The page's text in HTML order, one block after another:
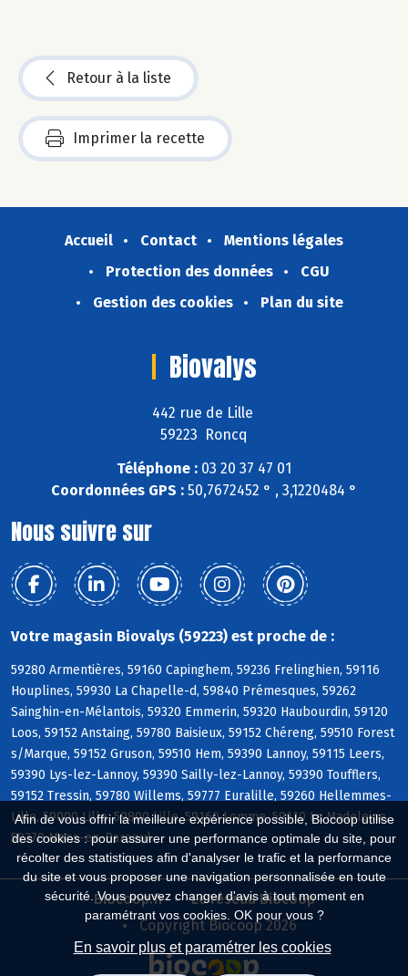
Afin de vous offrir la meilleure expérience possible, Biocoop utilise
des cookies : pour assurer une performance optimale du site, pour
récolter des statistiques afin d'analyser le trafic et la performance
du site et vous proposer une navigation personnalisée en toute
sécurité. Vous pouvez changer d'avis à tout moment en
paramétrant vos cookies. OK pour vous ?
En savoir plus et paramétrer les cookies
Retour à la liste
Imprimer la recette
Accueil Contact
Mentions légales
Protection des données
CGU
Gestion des cookies
Plan du site
Biovalys
442 rue de Lille
59223 Roncq
Téléphone : 03 20 37 47 01
Coordonnées GPS : 50,7672452 ° , 3,1220484 °
Nous suivre sur
Votre magasin Biovalys (59223) est proche de :
59280 Armentières, 59160 Capinghem, 59236 Frelinghien, 59116
Houplines, 59930 La Chapelle-d, 59840 Prémesques, 59262
Sainghin-en-Mélantois, 59320 Emmerin, 59320 Haubourdin, 59120
Loos, 59152 Anstaing, 59780 Baisieux, 59152 Chéreng, 59510 Forest
s/Marque, 59152 Gruson, 59510 Hem, 59390 Lannoy, 59115 Leers,
59390 Lys-lez-Lannoy, 59390 Sailly-lez-Lannoy, 59390 Toufflers,
59152 Tressin, 59780 Willems, 59777 Euralille, 59260 Hellemmes-
Lille, 59000 Lille, 59800 Lille, 59160 Lomme, 59110 La Madeleine,
59370 Mons-en-Baroeul
Biocoop.fr
Le réseau Biocoop
Copyright Biocoop 2026